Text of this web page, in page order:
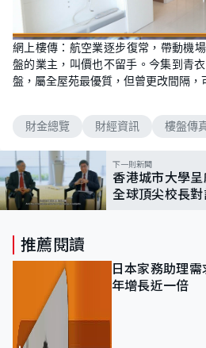
網上樓傳：航空業逐步復常，帶動機
盤的業主，叫價也不留手。今集到青
盤，屬全屋苑最優質，但曾更改間隔，
財金總覽 財經資訊 樓盤傳
下一則新聞
香港城市大學
全球頂尖校長對話 – 第五
推薦閱讀
日本家務助理
年增長近一倍